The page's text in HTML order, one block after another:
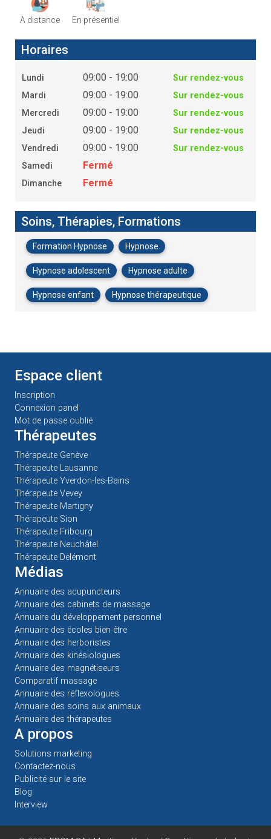
A distance En présentiel
Horaires
Lundi 09:00 - 19:00
Sur rendez-vous
Mardi
09:00 - 19:00
Sur rendez-vous
Mercredi
09:00 - 19:00
Sur rendez-vous
Jeudi
09:00 - 19:00
Sur rendez-vous
Vendredi
09:00 - 19:00
Sur rendez-vous
Samedi
Fermé
Dimanche Fermé
Soins, Thérapies, Formations
Formation Hypnose Hypnose
Hypnose adolescent Hypnose adulte
Hypnose enfant Hypnose thérapeutique
Espace client
Inscription
Connexion panel
Mot de passe oublié
Thérapeutes
Thérapeute Genève
Thérapeute Lausanne
Thérapeute Yverdon-les-Bains
Thérapeute Vevey
Thérapeute Martigny
Thérapeute Sion
Thérapeute Fribourg
Thérapeute Neuchâtel
Thérapeute Delémont
Médias
Annuaire des acupuncteurs
Annuaire des cabinets de massage
Annuaire du développement personnel
Annuaire des écoles bien-être
Annuaire des herboristes
Annuaire des kinésiologues
Annuaire des magnétiseurs
Comparatif massage
Annuaire des réflexologues
Annuaire des soins aux animaux
Annuaire des thérapeutes
A propos
Solutions marketing
Contactez-nous
Publicité sur le site
Blog
Interview